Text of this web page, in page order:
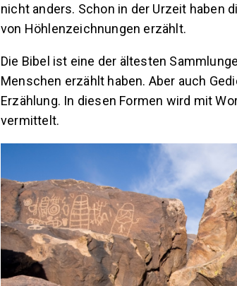
nicht anders. Schon in der Urzeit haben
von Höhlenzeichnungen erzählt.
Die Bibel ist eine der ältesten
Menschen erzählt haben. Aber auch
Erzählung. In diesen Formen wird mit
vermittelt.